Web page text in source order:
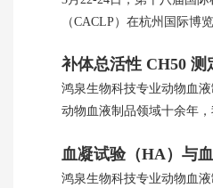
（CACLP）在杭州国际博
补体总活性 CH50 测
鸿泉生物科技专业动物血
动物血液制品领域十余年，
血凝试验（HA）与
鸿泉生物科技专业动物血